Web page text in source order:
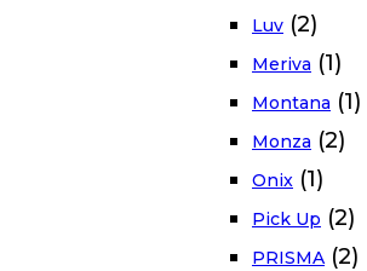
Luv (2)
Meriva (1)
Montana (1)
Monza (2)
Onix (1)
Pick Up (2)
PRISMA (2)